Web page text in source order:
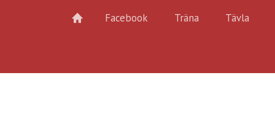
Facebook Träna Tävla